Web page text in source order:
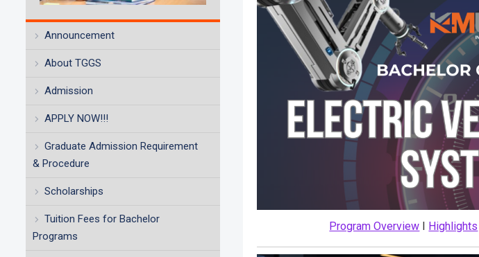
Announcement
About TGGS
Admission
APPLY NOW!!!
Graduate Admission Requirement
& Procedure
Scholarships
Tuition Fees for Bachelor
Programs
Program Overview I Highlights